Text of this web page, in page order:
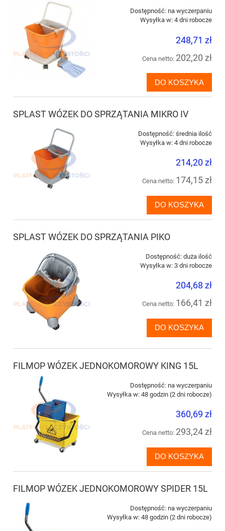
Dostępność: na wyczerpaniu
Wysyłka w: 4 dni robocze
248,71 zł
Cena netto: 202,20 zł
DO KOSZYKA
SPLAST WÓZEK DO SPRZĄTANIA MIKRO IV
Dostępność: średnia ilość
Wysyłka w: 4 dni robocze
214,20 zł
Cena netto: 174,15 zł
DO KOSZYKA
SPLAST WÓZEK DO SPRZĄTANIA PIKO
Dostępność: duża ilość
Wysyłka w: 3 dni robocze
204,68 zł
Cena netto: 166,41 zł
DO KOSZYKA
FILMOP WÓZEK JEDNOKOMOROWY KING 15L
Dostępność: na wyczerpaniu
Wysyłka w: 48 godzin (2 dni robocze)
360,69 zł
Cena netto: 293,24 zł
DO KOSZYKA
FILMOP WÓZEK JEDNOKOMOROWY SPIDER 15L
Dostępność: na wyczerpaniu
Wysyłka w: 48 godzin (2 dni robocze)